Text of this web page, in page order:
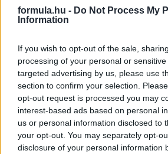
formula.hu - Do Not Process My
Information
If you wish to opt-out of the sale,
processing of your personal or
targeted advertising by us, please use
section to confirm your selection.
opt-out request is processed you may
interest-based ads based on personal
us or personal information disclosed to
your opt-out. You may separately opt-
disclosure of your personal information